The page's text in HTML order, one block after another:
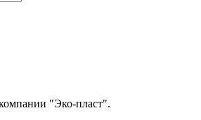
"Эко-пласт".